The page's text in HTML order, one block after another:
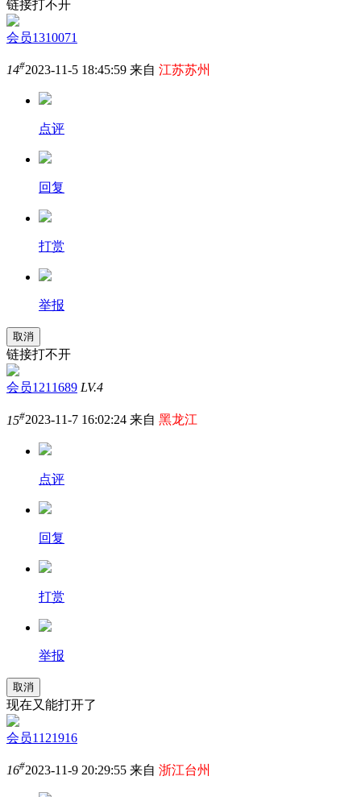
链接打不开
会员1310071
14#2023-11-5 18:45:59 来自 江苏苏州
点评
回复
打赏
举报
取消
链接打不开
会员1211689 LV.4
15#2023-11-7 16:02:24 来自 黑龙江
点评
回复
打赏
举报
取消
现在又能打开了
会员1121916
16#2023-11-9 20:29:55 来自 浙江台州